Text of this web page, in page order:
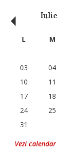
Iulie
‹ L M
03
04
10
11
17
18
24
25
31
Vezi